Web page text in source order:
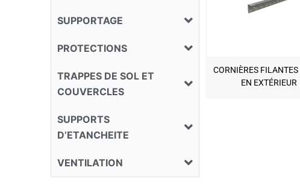
SUPPORTAGE
PROTECTIONS
TRAPPES DE SOL ET
COUVERCLES
SUPPORTS
D’ETANCHEITE
VENTILATION
CORNIÈRES FILANTES
EN EXTÉRIEUR